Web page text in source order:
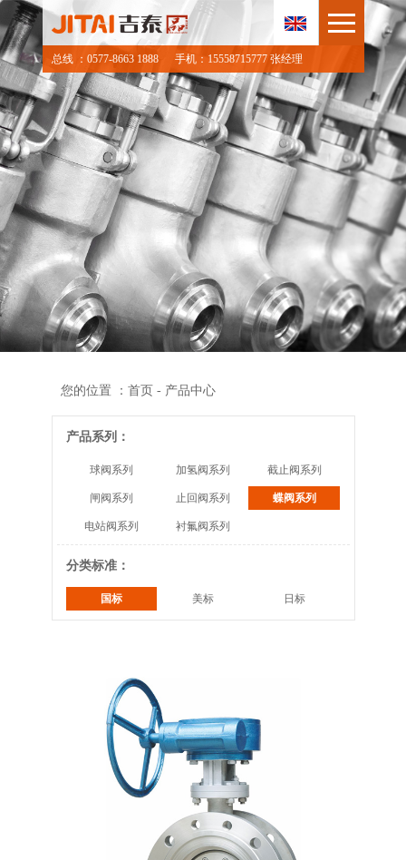
总线 ：0577-8663 1888 手机：15558715777 张经理
您的位置 ： 首页 - 产品中心
产品系列：
球阀系列 加氢阀系列 截止阀系列
闸阀系列 止回阀系列 蝶阀系列
电站阀系列 衬氟阀系列
分类标准：
国标 美标 日标